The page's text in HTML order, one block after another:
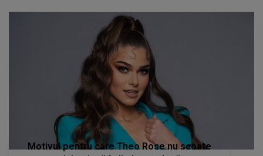
Motivul pentru care Theo Rose nu scoate